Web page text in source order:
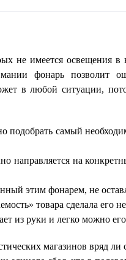
не имеется освещения в
фонарь позволит
в любой ситуации,
подобрать самый
направляется на
этим фонарем, не
товара сделала его
из руки и легко можно
магазинов вряд